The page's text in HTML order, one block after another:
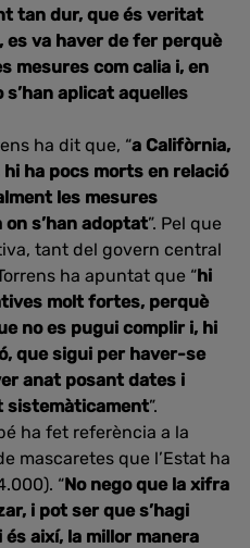
tan dur, que és veritat
va haver de fer perquè
mesures com calia i, en
aplicat aquelles
ha dit que, “a Califòrnia,
ha pocs morts en relació
les mesures
s’han adoptat”. Pel que
tant del govern central
ha apuntat que “hi
molt fortes, perquè
no es pugui complir i, hi
que sigui per haver-se
anat posant dates i
sistemàticament”.
ha fet referència a la
mascaretes que l’Estat ha
“No nego que la xifra
i pot ser que s’hagi
així, la millor manera